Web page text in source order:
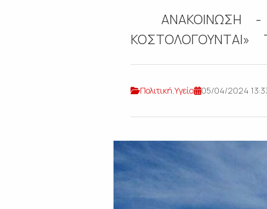
ΑΝΑΚΟΙΝΩΣΗ -
ΚΟΣΤΟΛΟΓΟΥΝΤΑΙ»
Πολιτική,Υγεία 05/04/2024